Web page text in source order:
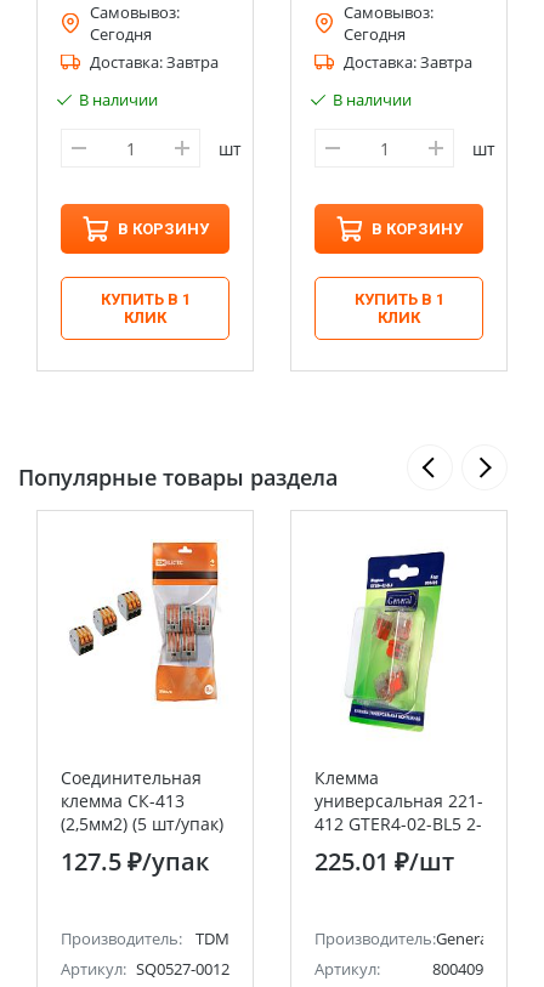
Самовывоз:
Сегодня
Доставка:Завтра
В наличии
шт
В КОРЗИНУ
КУПИТЬ В 1
КЛИК
Самовывоз:
Сегодня
Доставка:Завтра
В наличии
шт
В КОРЗИНУ
КУПИТЬ В 1
КЛИК
Популярные товары раздела
Соединительная
клемма СК-413
(2,5мм2) (5 шт/упак)
127.5 ₽/упак
Производитель:
TDM
Артикул: SQ0527-0012
Клемма
универсальная 221-
412 GTER4-02-BL5 2-
пров., прозрачная
компактная,
225.01 ₽/шт
Производитель:General
Артикул:
800409